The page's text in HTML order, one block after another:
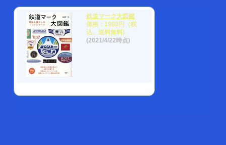
鉄道マーク大図鑑
価格：1980円（税
込、送料無料)
(2021/4/22時点)